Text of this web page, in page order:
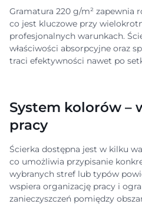
Gramatura 220 g/m² zapewnia
co jest kluczowe przy
profesjonalnych warunkach.
właściwości absorpcyjne oraz
traci efektywności nawet po
System kolorów –
pracy
Ścierka dostępna jest w kilku
co umożliwia przypisanie
wybranych stref lub typów
wspiera organizację pracy i
zanieczyszczeń pomiędzy